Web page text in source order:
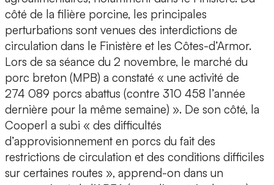
côté de la filière porcine, les principales
perturbations sont venues des interdictions de
circulation dans le Finistère et les Côtes-d’Armor.
Lors de sa séance du 2 novembre, le marché du
porc breton (MPB) a constaté « une activité de
274 089 porcs abattus (contre 310 458 l’année
dernière pour la même semaine) ». De son côté, la
Cooperl a subi « des difficultés
d’approvisionnement en porcs du fait des
restrictions de circulation et des conditions difficiles
sur certaines routes », apprend-on dans un